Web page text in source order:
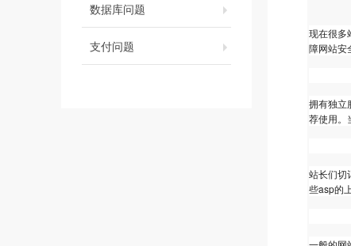
数据库问题
支付问题
现在很多
障网站安
拥有独立
荐使用。
站长们切
些asp的